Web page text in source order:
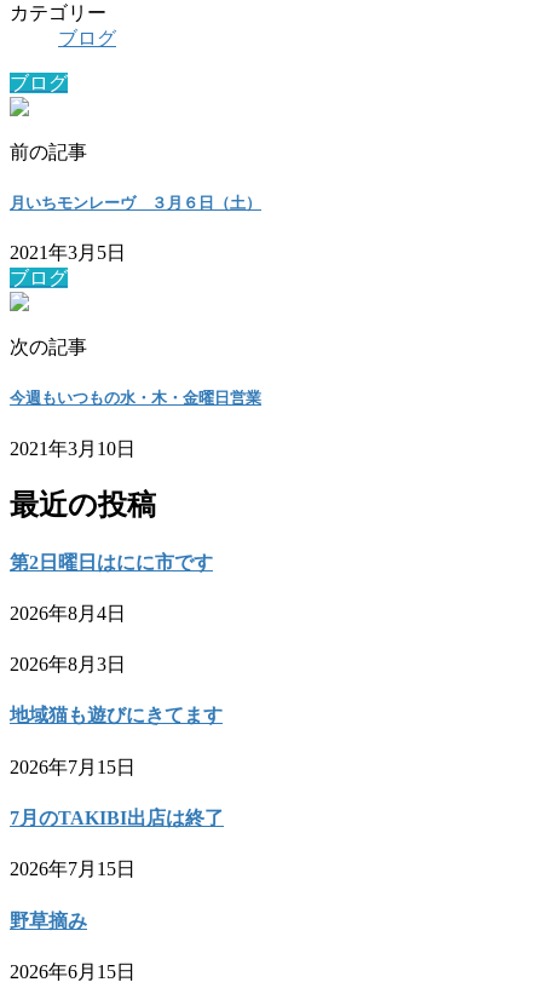
カテゴリー
ブログ
ブログ
前の記事
月いちモンレーヴ ３月６日（土）
2021年3月5日
ブログ
次の記事
今週もいつもの水・木・金曜日営業
2021年3月10日
最近の投稿
第2日曜日はにに市です
2026年8月4日
2026年8月3日
地域猫も遊びにきてます
2026年7月15日
7月のTAKIBI出店は終了
2026年7月15日
野草摘み
2026年6月15日